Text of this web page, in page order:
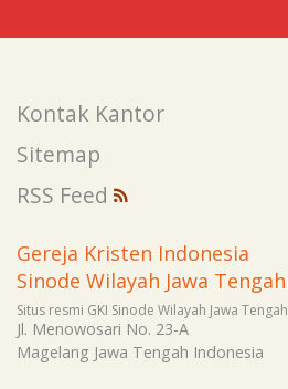
Kontak Kantor
Sitemap
RSS Feed
Gereja Kristen Indonesia
Sinode Wilayah Jawa Tengah
Situs resmi GKI Sinode Wilayah Jawa Tengah
Jl. Menowosari No. 23-A
Magelang Jawa Tengah Indonesia